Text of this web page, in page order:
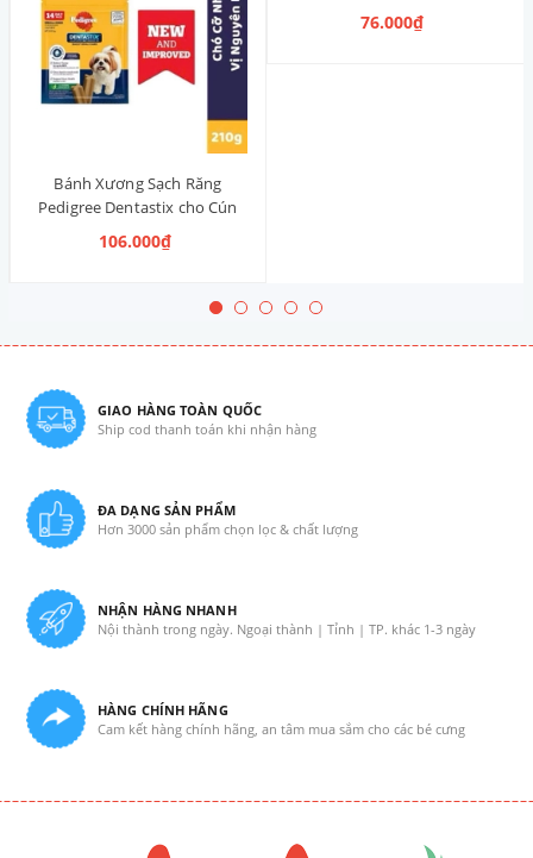
Bánh Xương Sạch Răng
Pedigree Dentastix cho Cún
vừa 210g (14 Thanh, Vị Truyền
Thống)
106.000₫
nhỏ 120g (14 Thanh, Vị Truyền
Thống)
76.000₫
GIAO HÀNG TOÀN QUỐC
Ship cod thanh toán khi nhận hàng
ĐA DẠNG SẢN PHẨM
Hơn 3000 sản phẩm chọn lọc & chất lượng
NHẬN HÀNG NHANH
Nội thành trong ngày. Ngoại thành | Tỉnh | TP. khác 1-3 ngày
HÀNG CHÍNH HÃNG
Cam kết hàng chính hãng, an tâm mua sắm cho các bé cưng